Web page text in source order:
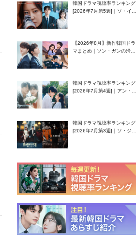
韓国ドラマ視聴率ランキング
[2026年7月第5週]｜ソ・イン
【2026年8月】新作韓国ドラ
マまとめ｜ソン・ガンの帰
韓国ドラマ視聴率ランキング
[2026年7月第4週]｜アン・ヒ
韓国ドラマ視聴率ランキング
[2026年7月第3週]｜ソ・ジソ